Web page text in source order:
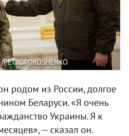
родом из России, долгое
Беларуси. «Я очень
Украины. Я к
— сказал он.